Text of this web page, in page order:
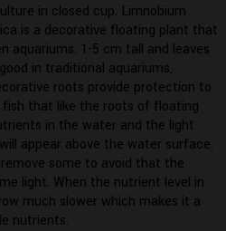
in closed cup. Limnobium
is a decorative floating plant that
aquariums. 1-5 cm tall and leaves
in traditional aquariums,
roots provide protection to
that like the roots of floating
in the water and the light
appear above the water surface.
some to avoid that the
light. When the nutrient level in
much slower which makes it a
nutrients.